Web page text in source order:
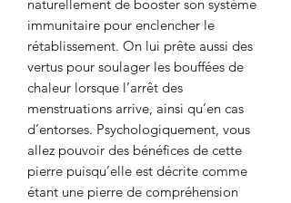
naturellement de booster son système
immunitaire pour enclencher le
rétablissement. On lui prête aussi des
vertus pour soulager les bouffées de
chaleur lorsque l’arrêt des
menstruations arrive, ainsi qu’en cas
d’entorses. Psychologiquement, vous
allez pouvoir des bénéfices de cette
pierre puisqu’elle est décrite comme
étant une pierre de compréhension